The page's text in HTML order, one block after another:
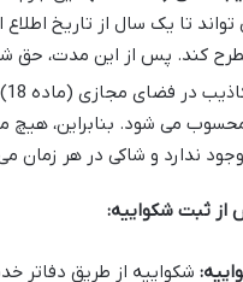
تا یک سال از تاریخ
کند. پس از این مدت، حق
در فضای مجازی (ماده 18): این جرم
می شود. بنابراین، هیچ
ندارد و شاکی در هر زمان می
از ثبت شکواییه:
شکواییه از طریق دفاتر